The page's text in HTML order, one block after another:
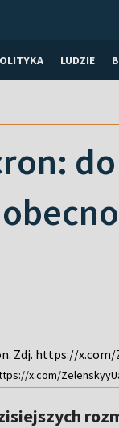
LUDZIE
x.com/